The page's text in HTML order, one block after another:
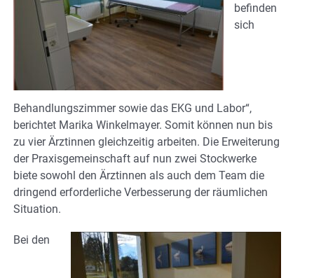
befinden
sich
Behandlungszimmer sowie das EKG und Labor“,
berichtet Marika Winkelmayer. Somit können nun bis
zu vier Ärztinnen gleichzeitig arbeiten. Die Erweiterung
der Praxisgemeinschaft auf nun zwei Stockwerke
biete sowohl den Ärztinnen als auch dem Team die
dringend erforderliche Verbesserung der räumlichen
Situation.
Bei den